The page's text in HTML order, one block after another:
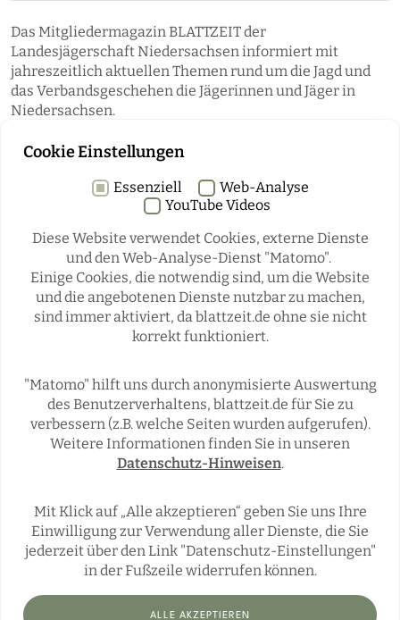
Das Mitgliedermagazin BLATTZEIT der
Landesjägerschaft Niedersachsen informiert mit
jahreszeitlich aktuellen Themen rund um die Jagd und
das Verbandsgeschehen die Jägerinnen und Jäger in
Niedersachsen.
Rubriken
ÜBERREGIONAL
REPORTAGEN
WILDTIERE
ÜBRIGENS
Cookie Einstellungen
Essenziell
Web-Analyse
YouTube Videos
Diese Website verwendet Cookies, externe Dienste
und den Web-Analyse-Dienst "Matomo".
Einige Cookies, die notwendig sind, um die Website
und die angebotenen Dienste nutzbar zu machen,
sind immer aktiviert, da blattzeit.de ohne sie nicht
korrekt funktioniert.
"Matomo" hilft uns durch anonymisierte Auswertung
des Benutzerverhaltens, blattzeit.de für Sie zu
verbessern (z.B. welche Seiten wurden aufgerufen).
Weitere Informationen finden Sie in unseren
Datenschutz-Hinweisen.
Mit Klick auf „Alle akzeptieren“ geben Sie uns Ihre
Einwilligung zur Verwendung aller Dienste, die Sie
jederzeit über den Link "Datenschutz-Einstellungen"
in der Fußzeile widerrufen können.
ALLE AKZEPTIEREN